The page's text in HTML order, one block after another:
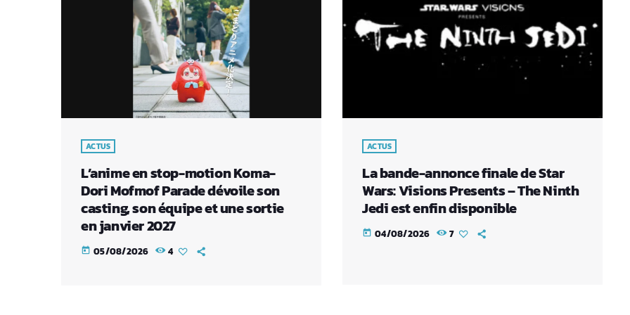
ACTUS
L’anime en stop-motion Koma-
Dori Mofmof Parade dévoile son
casting, son équipe et une sortie
en janvier 2027
today 05/08/2026 4
ACTUS
La bande-annonce finale de Star
Wars: Visions Presents – The Ninth
Jedi est enfin disponible
today 04/08/2026 7